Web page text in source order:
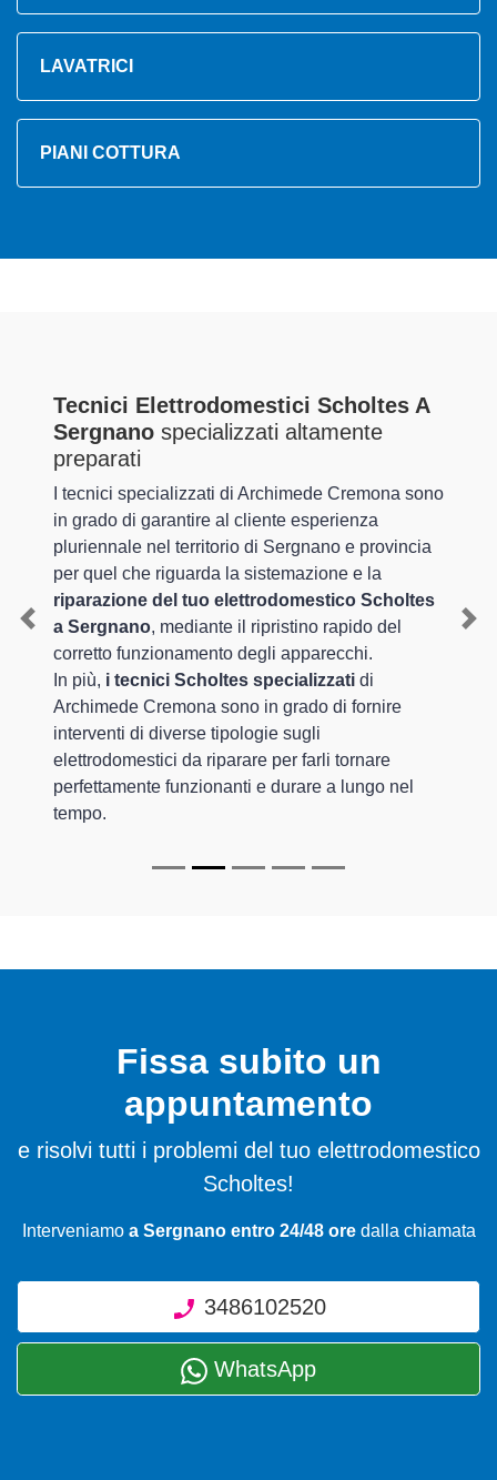
LAVATRICI
PIANI COTTURA
Tecnici Elettrodomestici Scholtes A
Sergnano specializzati altamente
preparati
I tecnici specializzati di Archimede Cremona sono
in grado di garantire al cliente esperienza
pluriennale nel territorio di Sergnano e provincia
per quel che riguarda la sistemazione e la
riparazione del tuo elettrodomestico Scholtes
a Sergnano, mediante il ripristino rapido del
corretto funzionamento degli apparecchi.
In più, i tecnici Scholtes specializzati di
Archimede Cremona sono in grado di fornire
interventi di diverse tipologie sugli
elettrodomestici da riparare per farli tornare
perfettamente funzionanti e durare a lungo nel
tempo.
Previous
Fissa subito un
appuntamento
e risolvi tutti i problemi del tuo elettrodomestico
Scholtes!
Interveniamo a Sergnano entro 24/48 oredalla chiamata
3486102520
WhatsApp